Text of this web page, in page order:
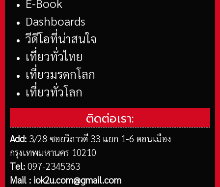
Dashboards
วีดีโอที่น่าสนใจ
เที่ยวทั่วไทย
เที่ยวมรดกโลก
เที่ยวทั่วโลก
ติดต่อเรา:
Add: 3/28 ซอยวิภาวดี 33 แยก 1-6 ดอนเมือง
กรุงเทพมหานคร 10210
Tel: 097-2345363
Mail : iok2u.com@gmail.com